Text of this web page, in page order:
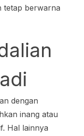
tetap berwarna
dengan
inang atau
Hal lainnya